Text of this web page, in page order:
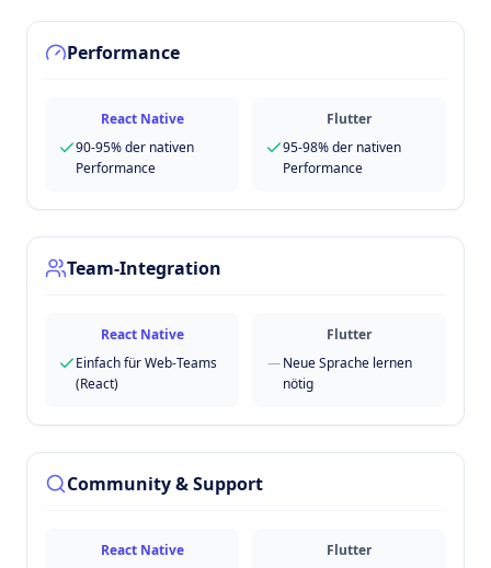
Performance
React Native
90-95% der nativen
Performance
Flutter
95-98% der nativen
Performance
Team-Integration
React Native
Einfach für Web-Teams
(React)
Flutter
—Neue Sprache lernen
nötig
Community & Support
React Native
Flutter